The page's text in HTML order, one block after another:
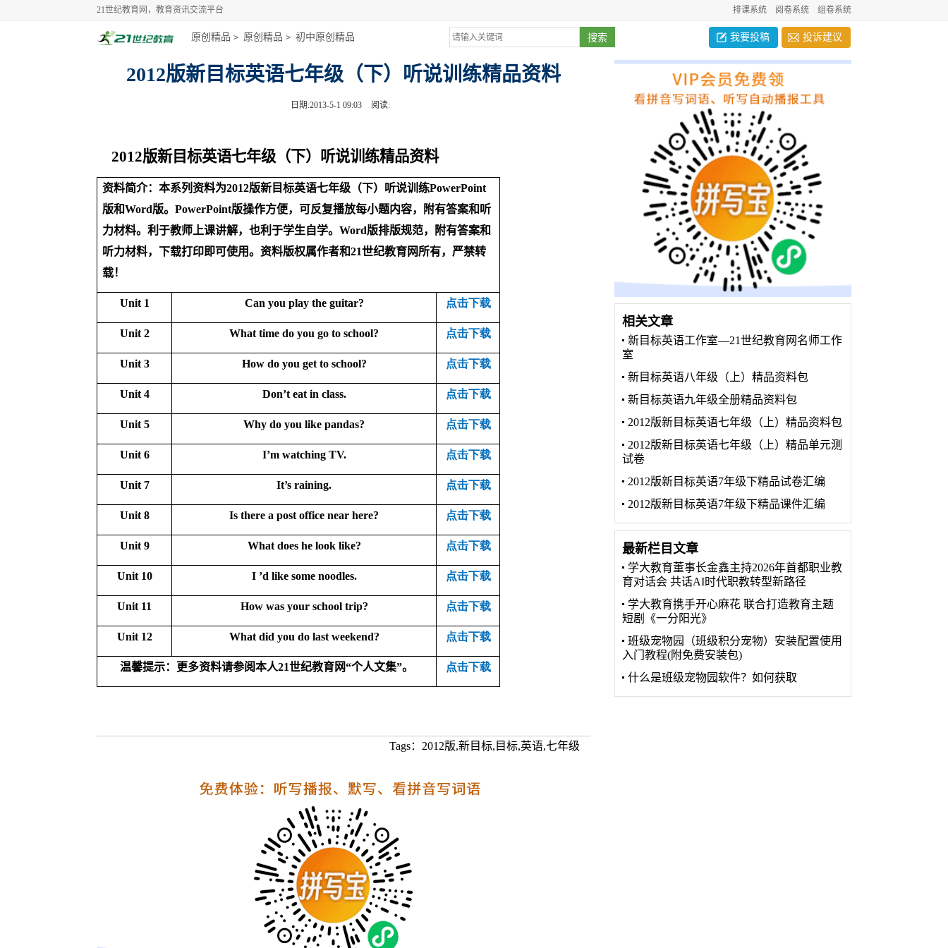
21世纪教育网，教育资讯交流平台 排课系统 阅卷系统 组卷系统
原创精品 > 原创精品 > 初中原创精品 我要投稿 投诉建议
2012版新目标英语七年级（下）听说训练精品资料
日期:2013-5-1 09:03 阅读:
2012版新目标英语七年级（下）听说训练精品资料
资料简介：本系列资料为2012版新目标英语七年级（下）听说训练PowerPoint
版和Word版。PowerPoint版操作方便，可反复播放每小题内容，附有答案和听
力材料。利于教师上课讲解，也利于学生自学。Word版排版规范，附有答案和
听力材料，下载打印即可使用。资料版权属作者和21世纪教育网所有，严禁转
载！
Unit 1 Can you play the guitar? 点击下载
Unit 2 What time do you go to school? 点击下载
Unit 3 How do you get to school? 点击下载
Unit 4 Don’t eat in class. 点击下载
Unit 5 Why do you like pandas? 点击下载
Unit 6 I’m watching TV. 点击下载
Unit 7 It’s raining. 点击下载
Unit 8 Is there a post office near here? 点击下载
Unit 9 What does he look like? 点击下载
Unit 10 I ’d like some noodles. 点击下载
Unit 11 How was your school trip? 点击下载
Unit 12 What did you do last weekend? 点击下载
温馨提示：更多资料请参阅本人21世纪教育网“个人文集”。 点击下载
Tags：2012版,新目标,目标,英语,七年级
相关文章
新目标英语工作室—21世纪教育网名师工作
室
新目标英语八年级（上）精品资料包
新目标英语九年级全册精品资料包
2012版新目标英语七年级（上）精品资料包
2012版新目标英语七年级（上）精品单元测
试卷
2012版新目标英语7年级下精品试卷汇编
2012版新目标英语7年级下精品课件汇编
最新栏目文章
学大教育董事长金鑫主持2026年首都职业教
育对话会 共话AI时代职教转型新路径
学大教育携手开心麻花 联合打造教育主题
短剧《一分阳光》
班级宠物园（班级积分宠物）安装配置使用
入门教程(附免费安装包)
什么是班级宠物园软件？如何获取